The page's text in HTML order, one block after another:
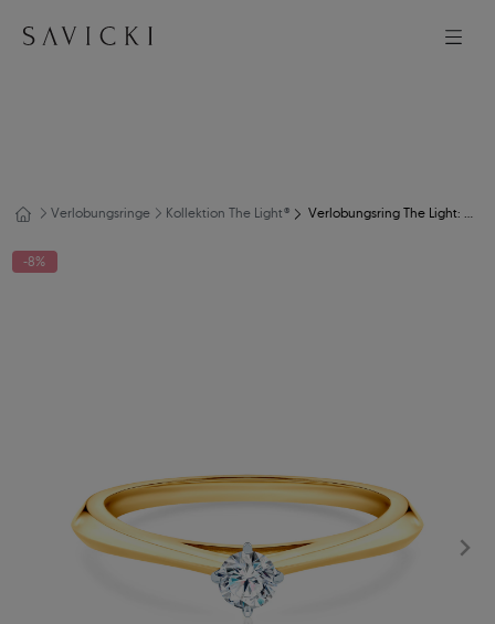
Verlobungsringe Kollektion The Light® Verlobungsring The Light: Zweifarbiges Gold, mit Diamant
-8%